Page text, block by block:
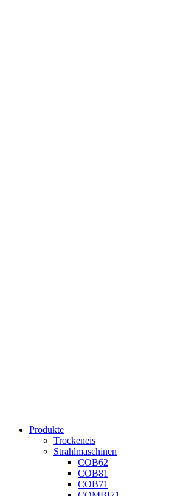
Produkte
Trockeneis
Strahlmaschinen
COB62
COB81
COB71